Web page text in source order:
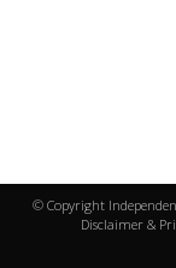
© Copyright
Disclaimer &